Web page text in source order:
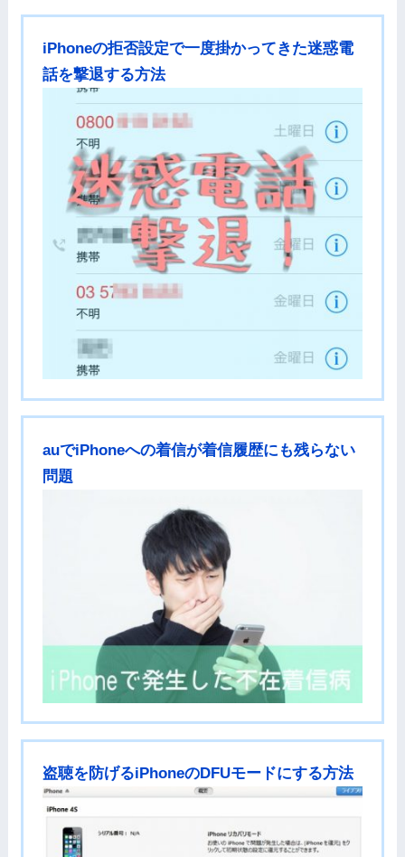
iPhoneの拒否設定で一度掛かってきた迷惑電
話を撃退する方法
auでiPhoneへの着信が着信履歴にも残らない
問題
盗聴を防げるiPhoneのDFUモードにする方法